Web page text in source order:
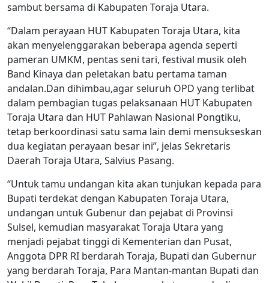
sambut bersama di Kabupaten Toraja Utara.
“Dalam perayaan HUT Kabupaten Toraja Utara, kita
akan menyelenggarakan beberapa agenda seperti
pameran UMKM, pentas seni tari, festival musik oleh
Band Kinaya dan peletakan batu pertama taman
andalan.Dan dihimbau,agar seluruh OPD yang terlibat
dalam pembagian tugas pelaksanaan HUT Kabupaten
Toraja Utara dan HUT Pahlawan Nasional Pongtiku,
tetap berkoordinasi satu sama lain demi mensukseskan
dua kegiatan perayaan besar ini”, jelas Sekretaris
Daerah Toraja Utara, Salvius Pasang.
“Untuk tamu undangan kita akan tunjukan kepada para
Bupati terdekat dengan Kabupaten Toraja Utara,
undangan untuk Gubenur dan pejabat di Provinsi
Sulsel, kemudian masyarakat Toraja Utara yang
menjadi pejabat tinggi di Kementerian dan Pusat,
Anggota DPR RI berdarah Toraja, Bupati dan Gubernur
yang berdarah Toraja, Para Mantan-mantan Bupati dan